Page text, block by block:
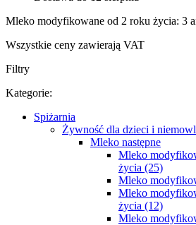
Mleko modyfikowane od 2 roku życia: 3
Wszystkie ceny zawierają VAT
Filtry
Kategorie:
Spiżarnia
Żywność dla dzieci i
Mleko następne
Mleko
życia (25)
Mleko
Mleko
życia (12)
Mleko